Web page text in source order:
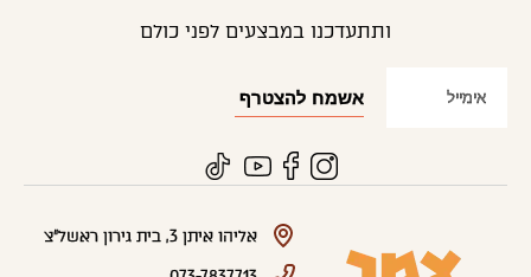
ותתעדכנו במבצעים לפני כולם
אליהו איתן 3, בית גירון ראשל"צ